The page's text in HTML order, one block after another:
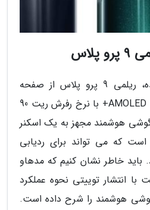
طبق اطلاعات منتشر شده، ریلمی 9 پرو پلاس از صفحه
نمایش 6.43 اینچی AMOLED FHD+ با نرخ رفرش ریت 90
هوشمند مجهز به یک اسکنر
است که می تواند برای ردیابی
باید خاطر نشان کنیم که مدهاو
انتشار توییتی نحوه عملکرد
هوشمند را شرح داده است.